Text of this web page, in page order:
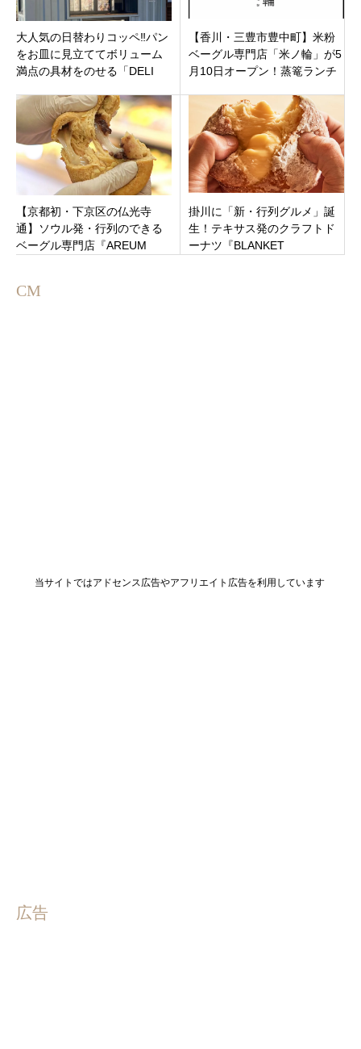
大人気の日替わりコッペ‼︎パン
をお皿に見立ててボリューム
満点の具材をのせる「DELI
谷市本町
【香川・三豊市豊中町】米粉
ベーグル専門店「米ノ輪」が5
月10日オープン！蒸篭ランチ
ポット
【京都初・下京区の仏光寺
通】ソウル発・行列のできる
ベーグル専門店『AREUM
掛川に「新・行列グルメ」誕
生！テキサス発のクラフトド
ーナツ『BLANKET
CM
当サイトではアドセンス広告やアフリエイト広告を利用しています
広告